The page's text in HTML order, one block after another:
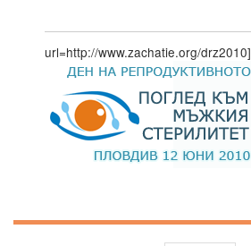
url=http://www.zachatie.org/drz2010]